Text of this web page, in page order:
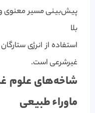
پیش‌بینی مسیر معنوی
بلا
استفاده از انرژی
غیرشرعی است.
شاخه‌های علوم
ماوراء طبیعی